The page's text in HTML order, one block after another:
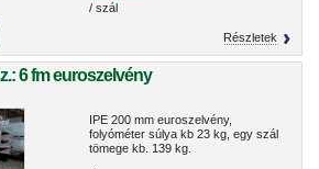
/ szál
Részletek
6 fm euroszelvény
IPE 200 mm euroszelvény,
folyóméter súlya kb 23 kg, egy szál
tömege kb. 139 kg.